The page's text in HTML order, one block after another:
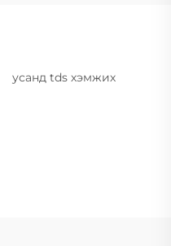
усанд tds хэмжих